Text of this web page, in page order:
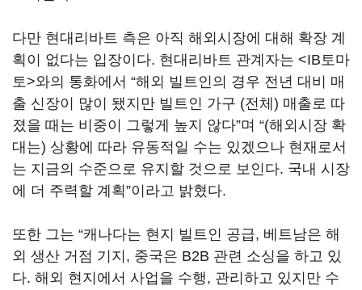
다만 현대리바트 측은 아직 해외시장에 대해 확장 계
획이 없다는 입장이다. 현대리바트 관계자는 <IB토마
토>와의 통화에서 “해외 빌트인의 경우 전년 대비 매
출 신장이 많이 됐지만 빌트인 가구 (전체) 매출로 따
졌을 때는 비중이 그렇게 높지 않다”며 “(해외시장 확
대는) 상황에 따라 유동적일 수는 있겠으나 현재로서
는 지금의 수준으로 유지할 것으로 보인다. 국내 시장
에 더 주력할 계획”이라고 밝혔다.
또한 그는 “캐나다는 현지 빌트인 공급, 베트남은 해
외 생산 거점 기지, 중국은 B2B 관련 소싱을 하고 있
다. 해외 현지에서 사업을 수행, 관리하고 있지만 수